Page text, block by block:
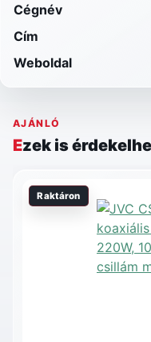
Cégnév
Cím
Weboldal
AJÁNLÓ
Ezek is
Raktáron